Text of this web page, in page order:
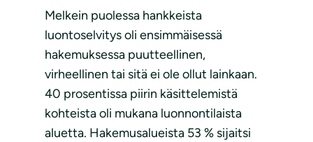
Melkein puolessa hankkeista
luontoselvitys oli ensimmäisessä
hakemuksessa puutteellinen,
virheellinen tai sitä ei ole ollut lainkaan.
40 prosentissa piirin käsittelemistä
kohteista oli mukana luonnontilaista
aluetta. Hakemusalueista 53 % sijaitsi